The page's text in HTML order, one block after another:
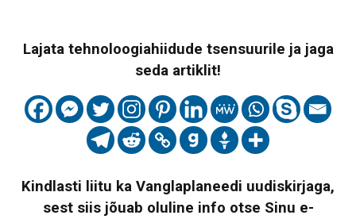
Lajata tehnoloogiahiidude tsensuurile ja jaga
seda artiklit!
Kindlasti liitu ka Vanglaplaneedi uudiskirjaga,
sest siis jõuab oluline info otse Sinu e-